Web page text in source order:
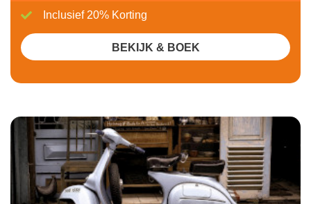
Inclusief 20% Korting
BEKIJK & BOEK